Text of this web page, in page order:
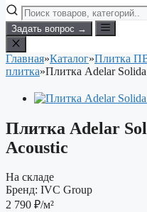
Задать вопрос →
Главная»Каталог»Плитка
плитка»Плитка Adelar
Плитка Adelar
Acoustic
На складе
Бренд: IVC Group
2 790 ₽/м²